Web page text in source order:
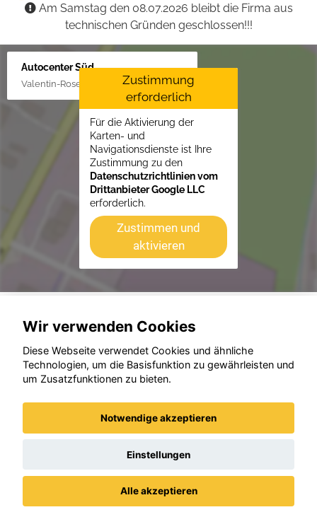
Am Samstag den 08.07.2026 bleibt die Firma aus
technischen Gründen geschlossen!!!
Autocenter Süd
Valentin-Rose-Str. 3, 16816 Neuruppin
Zustimmung
erforderlich
Für die Aktivierung der
Karten- und
Navigationsdienste ist Ihre
Zustimmung zu den
Datenschutzrichtlinien vom
Drittanbieter Google LLC
erforderlich.
Zustimmen und
aktivieren
Wir verwenden Cookies
Diese Webseite verwendet Cookies und ähnliche
Technologien, um die Basisfunktion zu gewährleisten und
um Zusatzfunktionen zu bieten.
Notwendige akzeptieren
Einstellungen
Alle akzeptieren